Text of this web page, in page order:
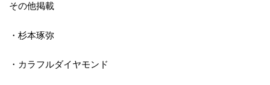
その他掲載
・杉本琢弥
・カラフルダイヤモンド